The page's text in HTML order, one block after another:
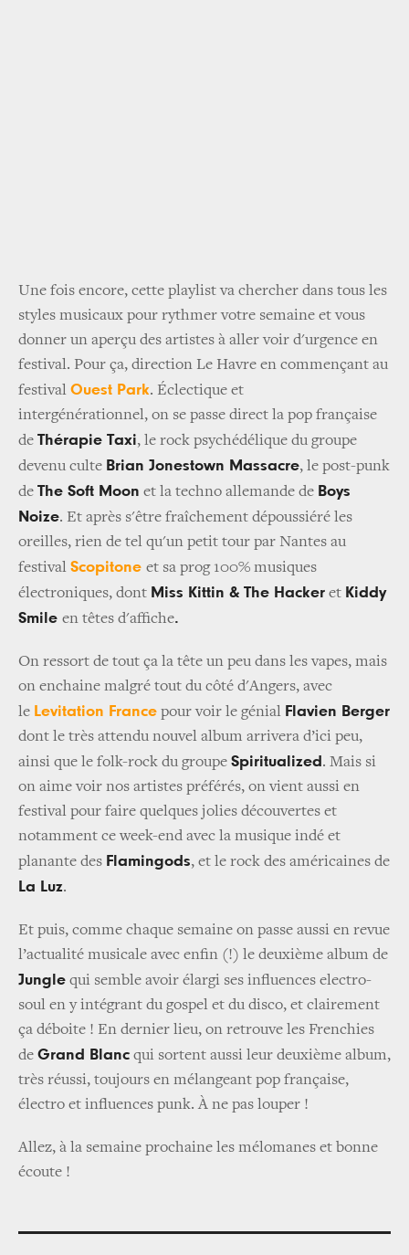
Une fois encore, cette playlist va chercher dans tous les
styles musicaux pour rythmer votre semaine et vous
donner un aperçu des artistes à aller voir d'urgence en
festival. Pour ça, direction Le Havre en commençant au
festival Ouest Park. Éclectique et
intergénérationnel, on se passe direct la pop française
de Thérapie Taxi, le rock psychédélique du groupe
devenu culte Brian Jonestown Massacre, le post-punk
de The Soft Moon et la techno allemande de Boys
Noize. Et après s'être fraîchement dépoussiéré les
oreilles, rien de tel qu'un petit tour par Nantes au
festival Scopitone et sa prog 100% musiques
électroniques, dont Miss Kittin & The Hacker et Kiddy
Smile en têtes d'affiche.
On ressort de tout ça la tête un peu dans les vapes, mais
on enchaine malgré tout du côté d'Angers, avec
le Levitation France pour voir le génial Flavien Berger
dont le très attendu nouvel album arrivera d’ici peu,
ainsi que le folk-rock du groupe Spiritualized . Mais si
on aime voir nos artistes préférés, on vient aussi en
festival pour faire quelques jolies découvertes et
notamment ce week-end avec la musique indé et
planante des Flamingods, et le rock des américaines de
La Luz.
Et puis, comme chaque semaine on passe aussi en revue
l’actualité musicale avec enfin (!) le deuxième album de
Jungle qui semble avoir élargi ses influences electro-
soul en y intégrant du gospel et du disco, et clairement
ça déboite ! En dernier lieu, on retrouve les Frenchies
de Grand Blanc qui sortent aussi leur deuxième album,
très réussi, toujours en mélangeant pop française,
électro et influences punk. À ne pas louper !
Allez, à la semaine prochaine les mélomanes et bonne
écoute !